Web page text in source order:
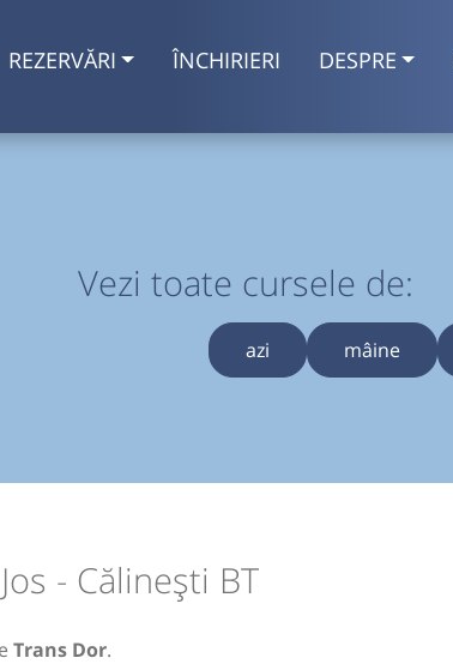
REZERVĂRI ÎNCHIRIERI DESPRE
Vezi toate cursele de:
azi mâine
- Călinești BT
Trans Dor.